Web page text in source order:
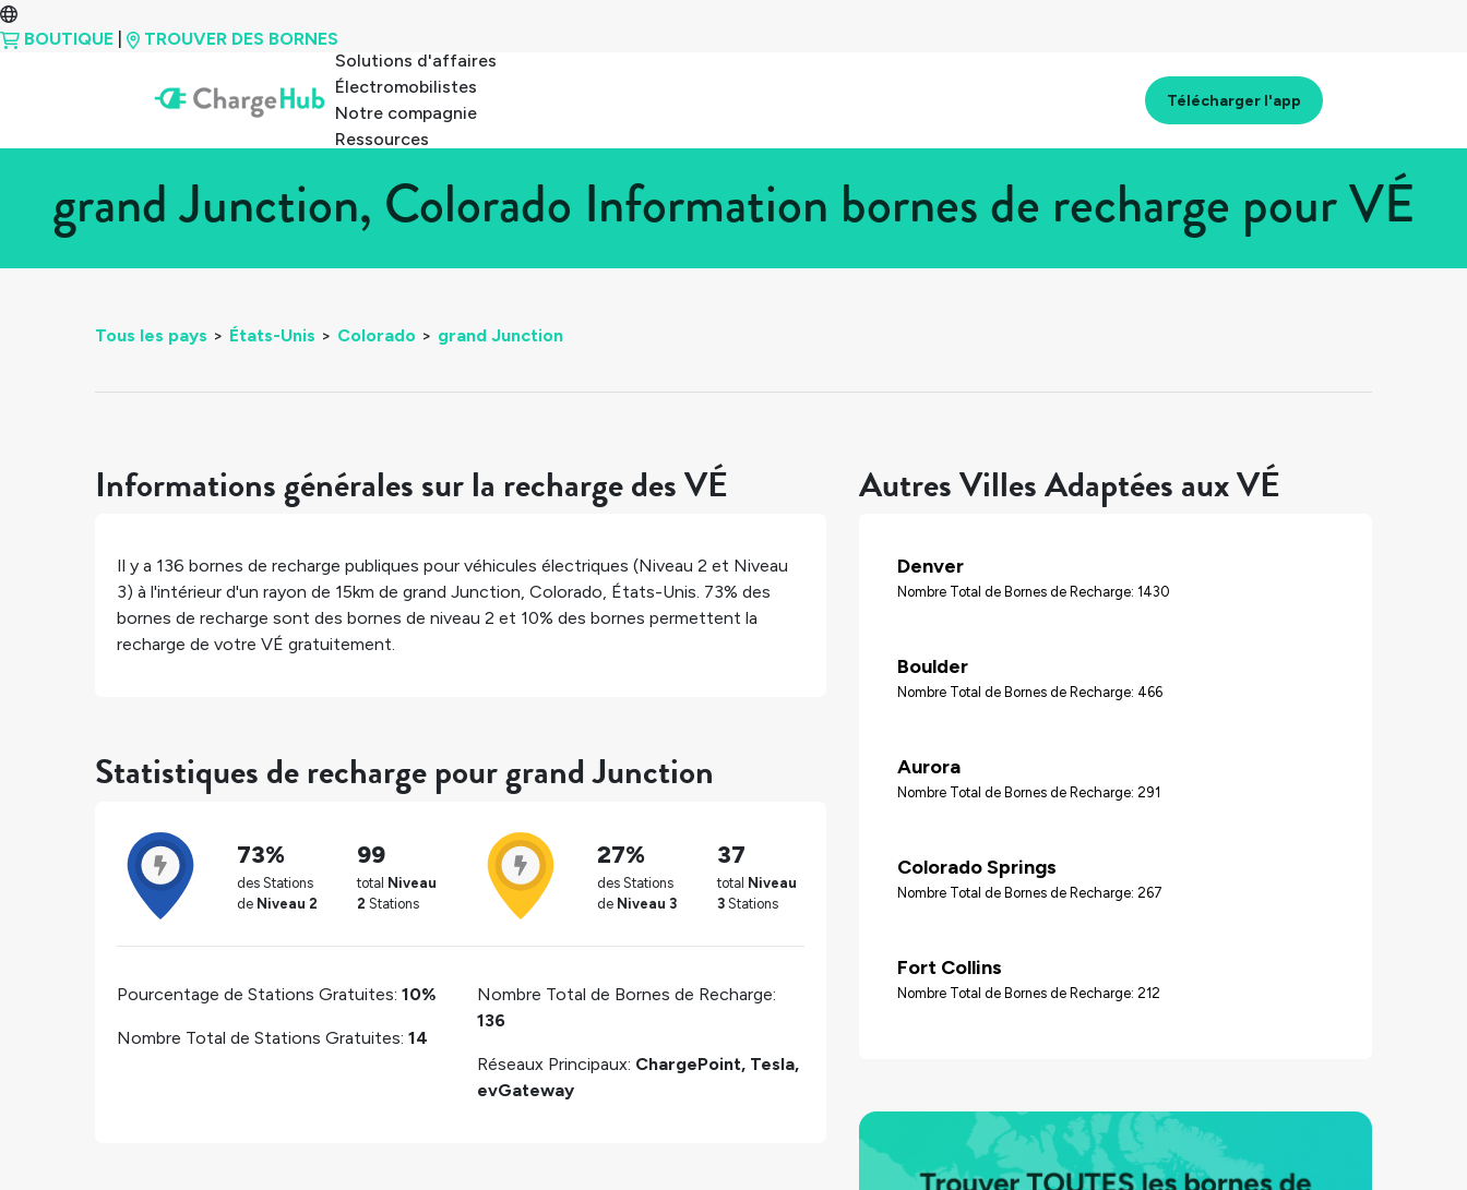
BOUTIQUE
TROUVER DES BORNES
Solutions d'affaires
Électromobilistes
Notre compagnie
Ressources
Télécharger l'app
grand Junction, Colorado Information bornes de recharge pour VÉ
Tous les pays > États-Unis > Colorado > grand Junction
Informations générales sur la recharge des VÉ
Il y a 136 bornes de recharge publiques pour véhicules électriques (Niveau 2 et Niveau
3) à l'intérieur d'un rayon de 15km de grand Junction, Colorado, États-Unis. 73% des
bornes de recharge sont des bornes de niveau 2 et 10% des bornes permettent la
recharge de votre VÉ gratuitement.
Statistiques de recharge pour grand Junction
73%
des Stations
de Niveau 2
99
total Niveau
2 Stations
27%
des Stations
de Niveau 3
37
total Niveau
3 Stations
Pourcentage de Stations Gratuites: 10%
Nombre Total de Stations Gratuites: 14
Nombre Total de Bornes de Recharge:
136
Réseaux Principaux: ChargePoint, Tesla,
evGateway
Autres Villes Adaptées aux VÉ
Denver
Nombre Total de Bornes de Recharge: 1430
Boulder
Nombre Total de Bornes de Recharge: 466
Aurora
Nombre Total de Bornes de Recharge: 291
Colorado Springs
Nombre Total de Bornes de Recharge: 267
Fort Collins
Nombre Total de Bornes de Recharge: 212